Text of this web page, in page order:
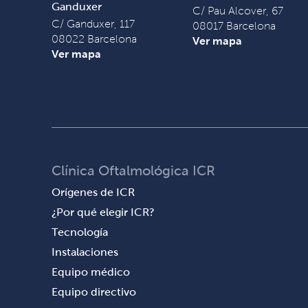
Ganduxer
C/ Ganduxer, 117
08022 Barcelona
Ver mapa
C/ Pau Alcover, 67
08017 Barcelona
Ver mapa
Clínica Oftalmológica ICR
Orígenes de ICR
¿Por qué elegir ICR?
Tecnología
Instalaciones
Equipo médico
Equipo directivo